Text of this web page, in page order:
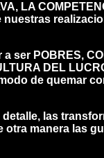
LA
nuestras
ser POBRES,
DEL
de quemar
las
otra manera las